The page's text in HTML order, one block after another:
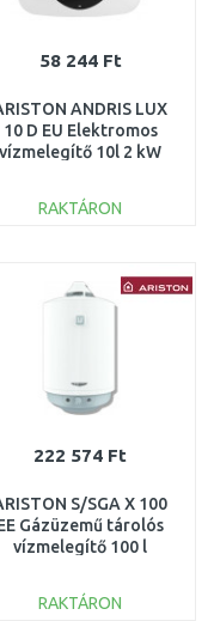
58 244 Ft
ANDRIS LUX
10 D EU Elektromos
vízmelegítő 10l 2 kW
RAKTÁRON
Összehasonlítás
222 574 Ft
S/SGA X 100
Gázüzemű tárolós
vízmelegítő 100 l
RAKTÁRON